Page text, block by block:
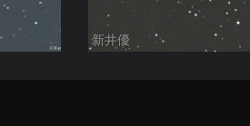
新井優